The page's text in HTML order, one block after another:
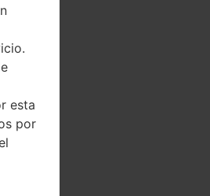
esta
por